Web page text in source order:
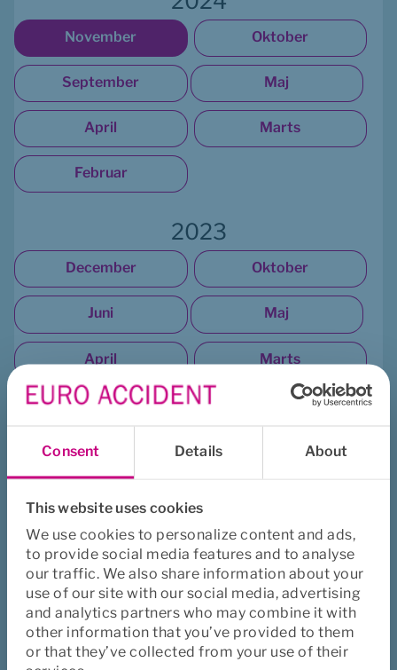
Consent Details About
This website uses cookies
We use cookies to personalize content and ads,
to provide social media features and to analyse
our traffic. We also share information about your
use of our site with our social media, advertising
and analytics partners who may combine it with
other information that you’ve provided to them
or that they’ve collected from your use of their
November Oktober
September Maj
April Marts
Februar
2023
December Oktober
Juni Maj
April Marts
Februar Januar
2022
December
September August
Juli Maj
April